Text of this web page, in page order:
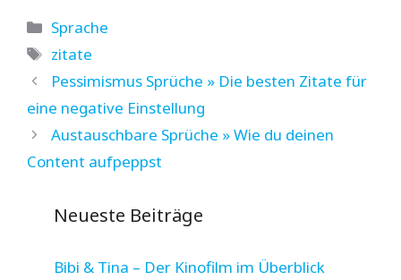
Kategorien
Sprache
Schlagwörter
zitate
Pessimismus Sprüche » Die besten Zitate für
eine negative Einstellung
Austauschbare Sprüche » Wie du deinen
Content aufpeppst
Neueste Beiträge
Bibi & Tina – Der Kinofilm im Überblick